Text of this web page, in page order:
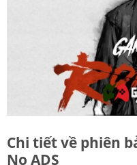
Chi tiết về phiên
No ADS